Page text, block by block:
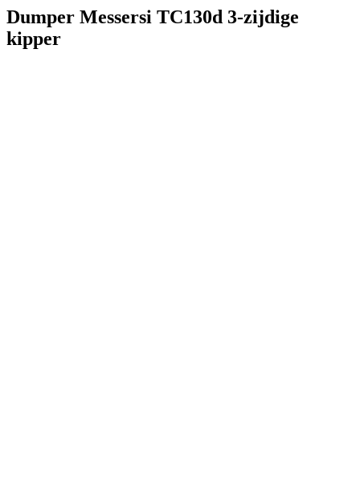
Dumper Messersi TC130d 3-zijdige
kipper